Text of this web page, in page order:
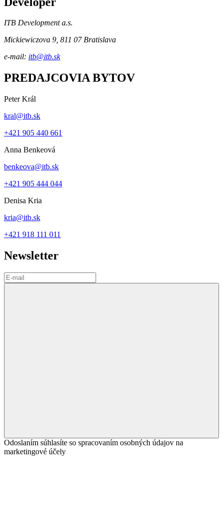
ITB Development a.s.
Mickiewiczova 9, 811 07 Bratislava
e-mail: itb@itb.sk
PREDAJCOVIA BYTOV
Peter Král
kral@itb.sk
+421 905 440 661
Anna Benkeová
benkeova@itb.sk
+421 905 444 044
Denisa Kria
kria@itb.sk
+421 918 111 011
Newsletter
Odoslaním súhlasíte so spracovaním osobných údajov na
marketingové účely